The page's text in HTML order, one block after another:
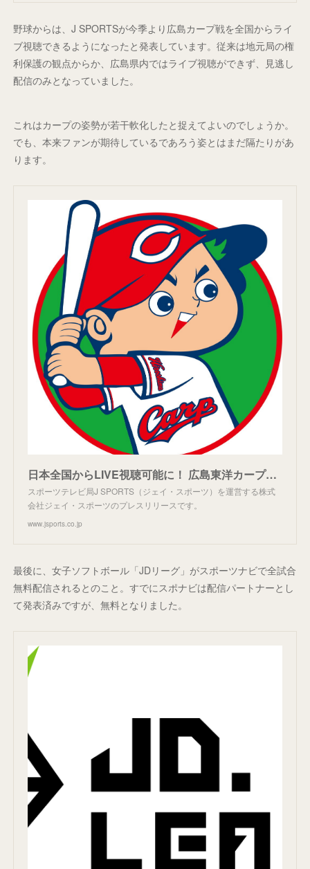
野球からは、J SPORTSが今季より広島カープ戦を全国からライ
ブ視聴できるようになったと発表しています。従来は地元局の権
利保護の観点からか、広島県内ではライブ視聴ができず、見逃し
配信のみとなっていました。
これはカープの姿勢が若干軟化したと捉えてよいのでしょうか。
でも、本来ファンが期待しているであろう姿とはまだ隔たりがあ
ります。
日本全国からLIVE視聴可能に！ 広島東洋カープ2022年オープン戦・公式戦の全主催試合 J SPORTSオンデマンドLIVE配信！ | J SPORTS | 株式会社ジェイ・スポーツ
スポーツテレビ局J SPORTS（ジェイ・スポーツ）を運営する株式
会社ジェイ・スポーツのプレスリリースです。
www.jsports.co.jp
最後に、女子ソフトボール「JDリーグ」がスポーツナビで全試合
無料配信されるとのこと。すでにスポナビは配信パートナーとし
て発表済みですが、無料となりました。